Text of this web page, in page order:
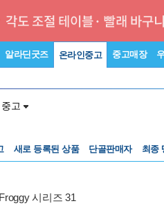
알라딘굿즈 온라인중고 중고매장
고
새로 등록된 상품 단골판매자 최종
Froggy 시리즈 31